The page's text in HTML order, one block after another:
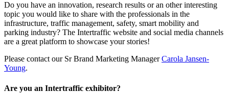
Do you have an innovation, research results or an other interesting
topic you would like to share with the professionals in the
infrastructure, traffic management, safety, smart mobility and
parking industry? The Intertraffic website and social media channels
are a great platform to showcase your stories!
Please contact our Sr Brand Marketing ManagerCarola Jansen-
Young.
Are you an Intertraffic exhibitor?